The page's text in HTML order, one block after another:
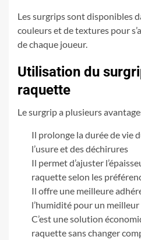
Les surgrips sont disponibles
couleurs et de textures pour
de chaque joueur.
Utilisation du
raquette
Le surgrip a plusieurs
Il prolonge la durée de vie
l’usure et des déchirures
Il permet d’ajuster
raquette selon les
Il offre une meilleure
l’humidité pour un
C’est une solution
raquette sans changer